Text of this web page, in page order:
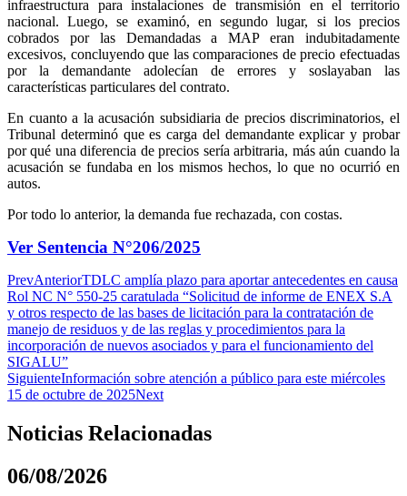
infraestructura para instalaciones de transmisión en el territorio
nacional. Luego, se examinó, en segundo lugar, si los precios
cobrados por las Demandadas a MAP eran indubitadamente
excesivos, concluyendo que las comparaciones de precio efectuadas
por la demandante adolecían de errores y soslayaban las
características particulares del contrato.
En cuanto a la acusación subsidiaria de precios discriminatorios, el
Tribunal determinó que es carga del demandante explicar y probar
por qué una diferencia de precios sería arbitraria, más aún cuando la
acusación se fundaba en los mismos hechos, lo que no ocurrió en
autos.
Por todo lo anterior, la demanda fue rechazada, con costas.
Ver Sentencia N°206/2025
PrevAnteriorTDLC amplía plazo para aportar antecedentes en causa
Rol NC N° 550-25 caratulada “Solicitud de informe de ENEX S.A
y otros respecto de las bases de licitación para la contratación de
manejo de residuos y de las reglas y procedimientos para la
incorporación de nuevos asociados y para el funcionamiento del
SIGALU”
SiguienteInformación sobre atención a público para este miércoles
15 de octubre de 2025Next
Noticias Relacionadas
06/08/2026